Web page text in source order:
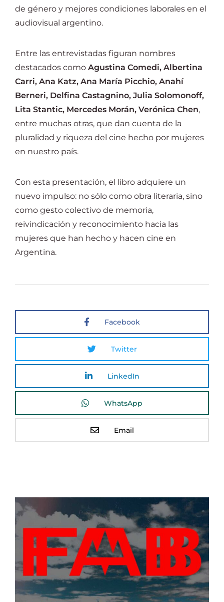
de género y mejores condiciones laborales en el
audiovisual argentino.
Entre las entrevistadas figuran nombres
destacados como Agustina Comedi, Albertina
Carri, Ana Katz, Ana María Picchio, Anahí
Berneri, Delfina Castagnino, Julia Solomonoff,
Lita Stantic, Mercedes Morán, Verónica Chen,
entre muchas otras, que dan cuenta de la
pluralidad y riqueza del cine hecho por mujeres
en nuestro país.
Con esta presentación, el libro adquiere un
nuevo impulso: no sólo como obra literaria, sino
como gesto colectivo de memoria,
reivindicación y reconocimiento hacia las
mujeres que han hecho y hacen cine en
Argentina.
Facebook
Twitter
LinkedIn
WhatsApp
Email